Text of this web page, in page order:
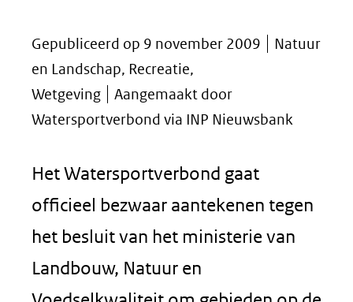
Gepubliceerd op 9 november 2009
Natuur
en Landschap, Recreatie,
Wetgeving
Aangemaakt door
Watersportverbond via INP Nieuwsbank
Het Watersportverbond gaat
officieel bezwaar aantekenen tegen
het besluit van het ministerie van
Landbouw, Natuur en